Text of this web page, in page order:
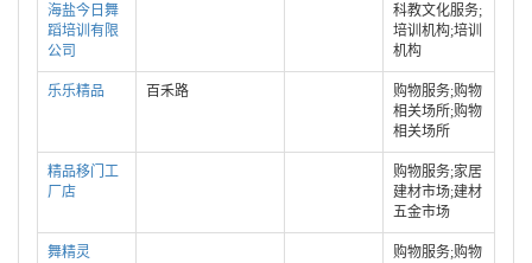
海盐今日舞
蹈培训有限
公司
科教文化服务;
培训机构;培训
机构
乐乐精品 百禾路
购物服务;购物
相关场所;购物
相关场所
精品移门工
厂店
购物服务;家居
建材市场;建材
五金市场
舞精灵
购物服务;购物